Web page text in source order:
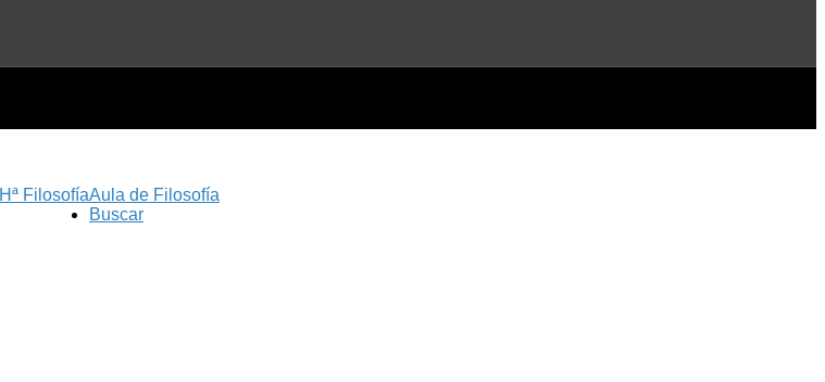
Aula de Filosofía
Hª Filosofía
Buscar